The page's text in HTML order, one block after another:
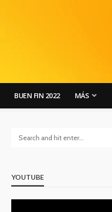
BUEN FIN 2022 MÁS
YOUTUBE